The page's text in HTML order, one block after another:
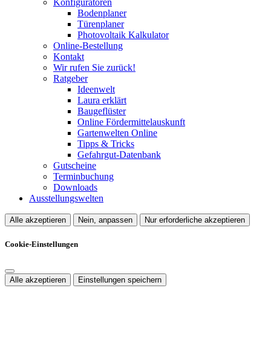
Bodenplaner
Türenplaner
Photovoltaik Kalkulator
Online-Bestellung
Kontakt
Wir rufen Sie zurück!
Ratgeber
Ideenwelt
Laura erklärt
Baugeflüster
Online Fördermittelauskunft
Gartenwelten Online
Tipps & Tricks
Gefahrgut-Datenbank
Gutscheine
Terminbuchung
Downloads
Ausstellungswelten
Alle akzeptieren Nein, anpassen Nur erforderliche akzeptieren
Cookie-Einstellungen
Alle akzeptieren Einstellungen speichern